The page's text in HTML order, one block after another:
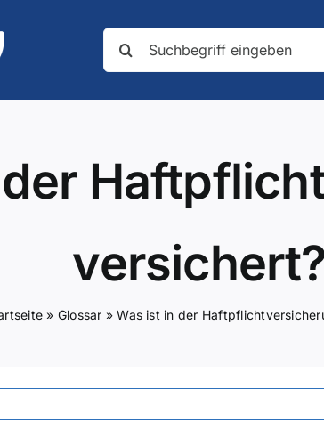
nach:
versichert?
» Glossar »Was ist in der